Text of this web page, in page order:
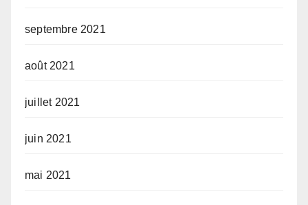
septembre 2021
août 2021
juillet 2021
juin 2021
mai 2021